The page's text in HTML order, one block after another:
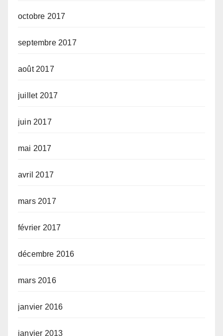
octobre 2017
septembre 2017
août 2017
juillet 2017
juin 2017
mai 2017
avril 2017
mars 2017
février 2017
décembre 2016
mars 2016
janvier 2016
janvier 2013